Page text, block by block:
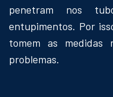
penetram nos
entupimentos. Por
tomem as medidas
problemas.